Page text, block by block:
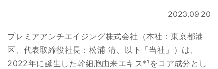
2023.09.20
プレミアアンチエイジング株式会社（本社：東京都港
区、代表取締役社長：松浦 清、以下「当社」）は、
2022年に誕生した幹細胞由来エキス*¹をコア成分とし